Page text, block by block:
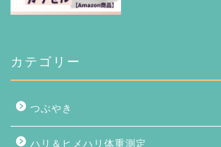
カテゴリー
つぶやき
ハリ＆ヒメハリ体重測定